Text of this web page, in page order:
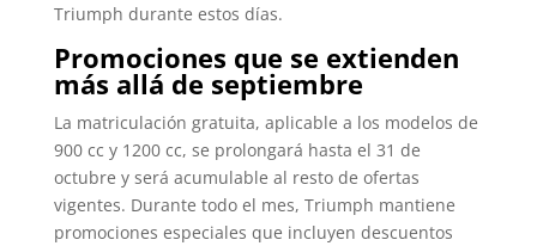
Triumph durante estos días.
Promociones que se extienden
más allá de septiembre
La matriculación gratuita, aplicable a los modelos de
900 cc y 1200 cc, se prolongará hasta el 31 de
octubre y será acumulable al resto de ofertas
vigentes. Durante todo el mes, Triumph mantiene
promociones especiales que incluyen descuentos